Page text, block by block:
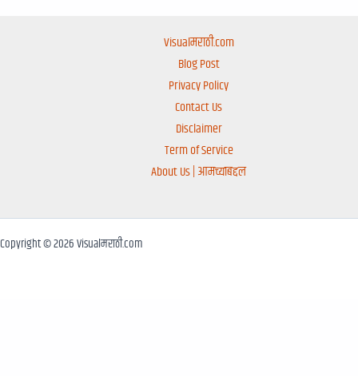
Visualमराठी.com
Blog Post
Privacy Policy
Contact Us
Disclaimer
Term of Service
About Us | आमच्याबद्दल
Copyright © 2026 Visualमराठी.com